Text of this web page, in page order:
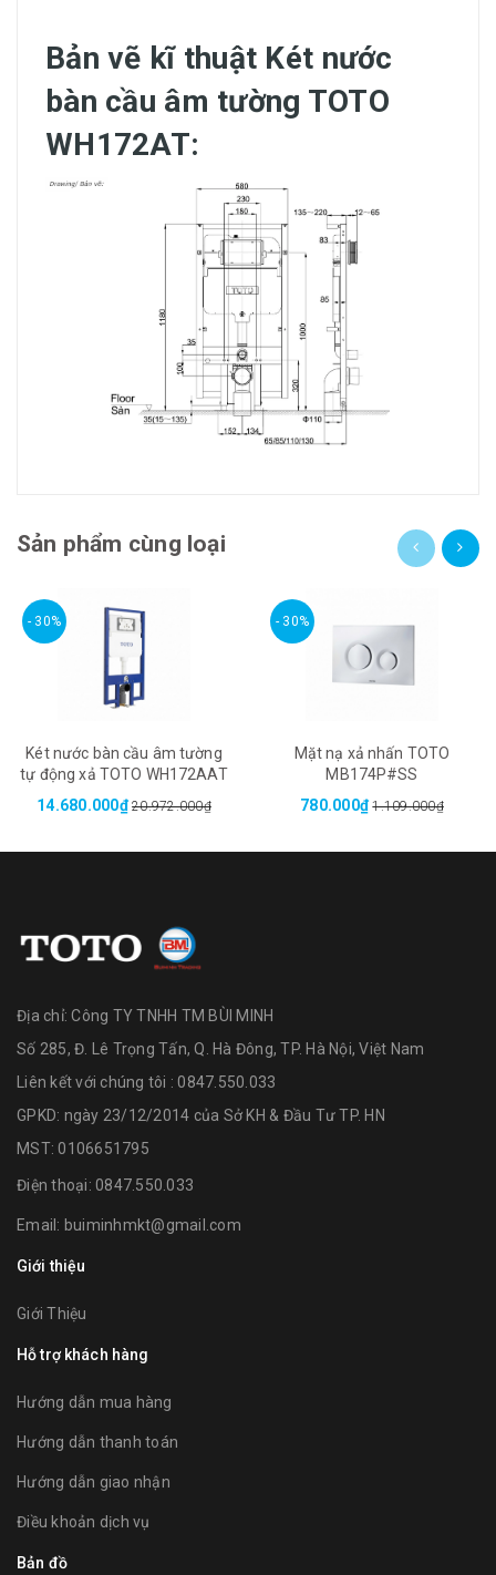
Bản vẽ kĩ thuật Két nước
bàn cầu âm tường TOTO
WH172AT:
Sản phẩm cùng loại
- 30%
Két nước bàn cầu âm tường
tự động xả TOTO WH172AAT
14.680.000₫ 20.972.000₫
- 30%
Mặt nạ xả nhấn TOTO
MB174P#SS
780.000₫ 1.109.000₫
Địa chỉ:Công TY TNHH TM BÙI MINH
Số 285, Đ. Lê Trọng Tấn, Q. Hà Đông, TP. Hà Nội, Việt Nam
Liên kết với chúng tôi : 0847.550.033
GPKD: ngày 23/12/2014 của Sở KH & Đầu Tư TP. HN
MST: 0106651795
Điện thoại: 0847.550.033
Email: buiminhmkt@gmail.com
Giới thiệu
Giới Thiệu
Hỗ trợ khách hàng
Hướng dẫn mua hàng
Hướng dẫn thanh toán
Hướng dẫn giao nhận
Điều khoản dịch vụ
Bản đồ